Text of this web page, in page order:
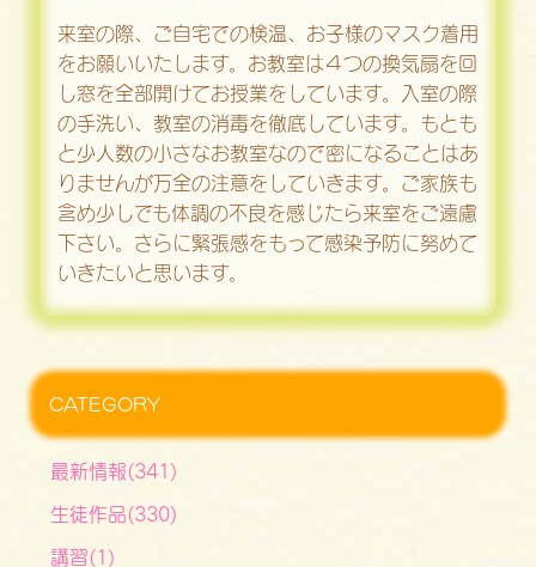
来室の際、ご自宅での検温、お子様のマスク着用
をお願いいたします。お教室は４つの換気扇を回
し窓を全部開けてお授業をしています。入室の際
の手洗い、教室の消毒を徹底しています。もとも
と少人数の小さなお教室なので密になることはあ
りませんが万全の注意をしていきます。ご家族も
含め少しでも体調の不良を感じたら来室をご遠慮
下さい。さらに緊張感をもって感染予防に努めて
いきたいと思います。
CATEGORY
最新情報(341)
生徒作品(330)
講習(1)